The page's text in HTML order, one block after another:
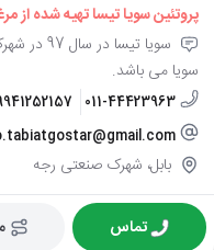
پروتئین سویا تیسا تهیه شده از
سویا
سویا می باشد.
011-44423963
بابل، شهرک صنعتی رجه
تماس